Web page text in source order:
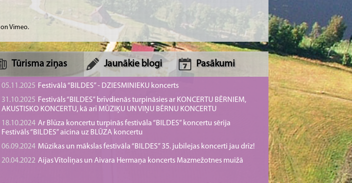
on Vimeo.
Tūrisma ziņas Jaunākie blogi Pasākumi
05.11.2025 Festivālā “BILDES” - DZIESMINIEKU koncerts
31.10.2025 Festivāls “BILDES” brīvdienās turpināsies ar KONCERTU BĒRNIEM,
AKUSTISKO KONCERTU, kā arī MŪZIĶU UN VIŅU BĒRNU KONCERTU
18.10.2024 Ar Blūza koncertu turpinās festivāla “BILDES” koncertu sērija
Festivāls “BILDES” aicina uz BLŪZA koncertu
06.09.2024 Mūzikas un mākslas festivāla “BILDES” 35. jubilejas koncerti jau drīz!
20.04.2022 Aijas Vītoliņas un Aivara Hermaņa koncerts Mazmežotnes muižā